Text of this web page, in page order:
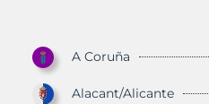
A Coruña
Alacant/Alicante